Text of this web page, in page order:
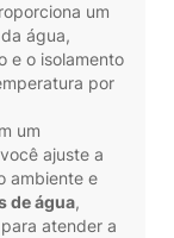
um
água,
e o isolamento
por
um
ajuste a
ambiente e
de água,
atender a